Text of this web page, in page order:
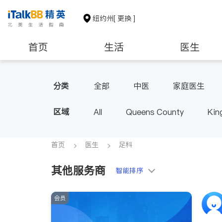
纽约州[ 更换 ]
首页 生活 医生
分类 全部 中医
家庭医生
呼吸科
医生-其它 内
区域 All Queens County
首页 医生 足科
其他服务商 智能排序
会员